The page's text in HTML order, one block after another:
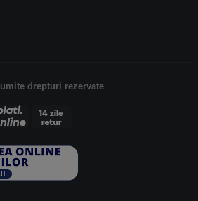
drepturi rezervate